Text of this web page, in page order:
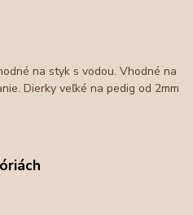
na styk s vodou. Vhodné na
Dierky veľké na pedig od 2mm